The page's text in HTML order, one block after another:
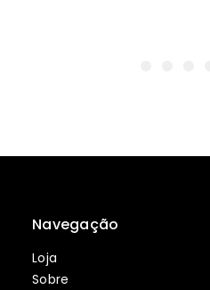
Navegação
Loja
Sobre